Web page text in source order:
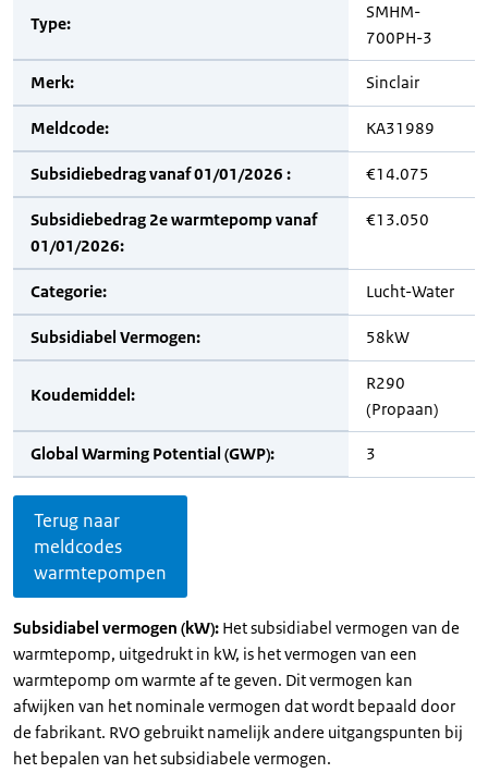
Type:
SMHM-
700PH-3
Merk: Sinclair
Meldcode: KA31989
Subsidiebedrag vanaf 01/01/2026 : €14.075
Subsidiebedrag 2e warmtepomp vanaf
01/01/2026:
€13.050
Categorie: Lucht-Water
Subsidiabel Vermogen: 58kW
Koudemiddel:
R290
(Propaan)
Global Warming Potential (GWP): 3
Terug naar
meldcodes
warmtepompen
Subsidiabel vermogen (kW): Het subsidiabel vermogen van de
warmtepomp, uitgedrukt in kW, is het vermogen van een
warmtepomp om warmte af te geven. Dit vermogen kan
afwijken van het nominale vermogen dat wordt bepaald door
de fabrikant. RVO gebruikt namelijk andere uitgangspunten bij
het bepalen van het subsidiabele vermogen.